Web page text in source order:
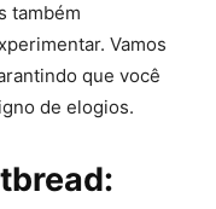
também
Vamos
que você
de elogios.